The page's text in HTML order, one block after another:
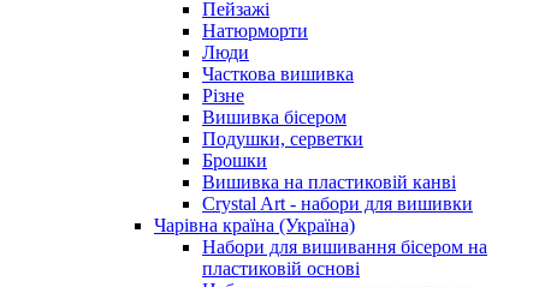
Пейзажі
Натюрморти
Люди
Часткова вишивка
Різне
Вишивка бісером
Подушки, серветки
Брошки
Вишивка на пластиковій канві
Crystal Art - набори для вишивки
Чарівна країна (Україна)
Набори для вишивання бісером на
пластиковій основі